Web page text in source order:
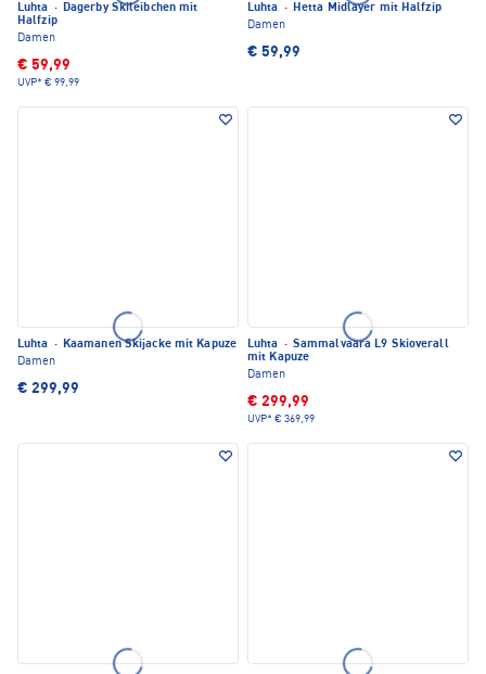
Luhta · Dagerby Skileibchen mit
Halfzip
Damen
€ 59,99
UVP* € 99,99
Luhta · Hetta Midlayer mit Halfzip
Damen
€ 59,99
Luhta · Kaamanen Skijacke mit Kapuze
Damen
€ 299,99
Luhta · Sammalvaara L9 Skioverall
mit Kapuze
Damen
€ 299,99
UVP* € 369,99